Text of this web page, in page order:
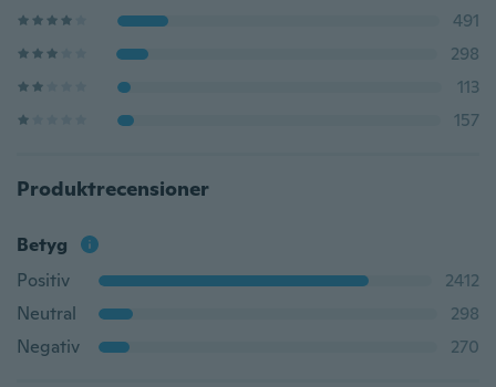
491
298
113
157
Produktrecensioner
Betyg
Positiv
2412
Neutral
298
Negativ
270